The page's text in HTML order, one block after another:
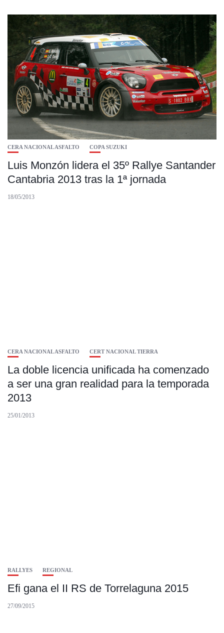
CERA NACIONAL ASFALTO COPA SUZUKI
Luis Monzón lidera el 35º Rallye Santander
Cantabria 2013 tras la 1ª jornada
18/05/2013
CERA NACIONAL ASFALTO CERT NACIONAL TIERRA
La doble licencia unificada ha comenzado
a ser una gran realidad para la temporada
2013
25/01/2013
RALLYES REGIONAL
Efi gana el II RS de Torrelaguna 2015
27/09/2015